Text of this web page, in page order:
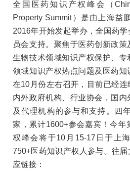
全国医药知识产权峰会（
Property Summit）是由上海益
2016年开始发起举办，全国药
员会支持。聚焦于医药创新政
生物技术领域知识产权保护、专
领域知识产权热点问题及医药
在10月份左右召开，目前已经连
内外政府机构、行业协会，国
及代理机构的参与和支持。四
家，累计1600+参会嘉宾！今年
权峰会将于10月15-17日于上
750+医药知识产权人参与。往
应链接：